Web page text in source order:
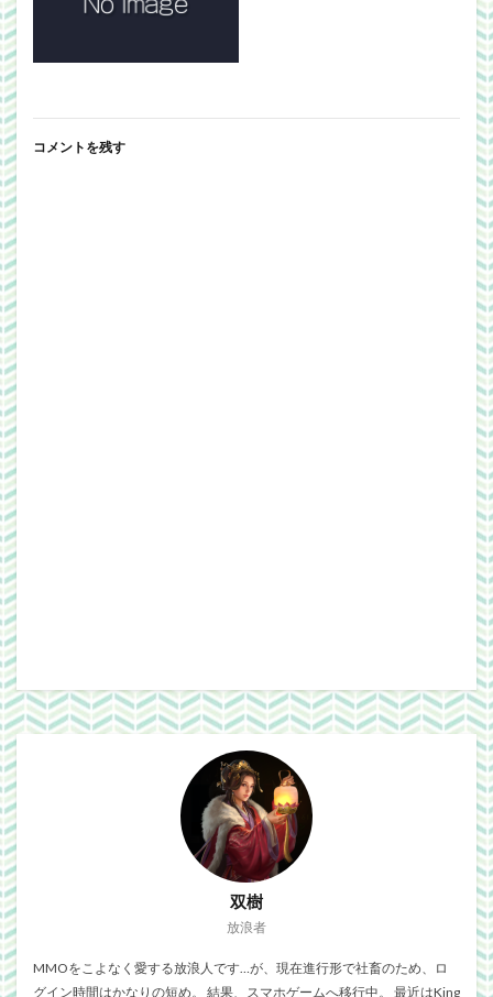
コメントを残す
双樹
放浪者
MMOをこよなく愛する放浪人です…が、現在進行形で社畜のため、ロ
グイン時間はかなりの短め。 結果、スマホゲームへ移行中。 最近はKing